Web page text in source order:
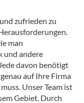
zufrieden zu
man
und andere
davon benötigt
auf Ihre Firma
Unser Team ist
Gebiet. Durch